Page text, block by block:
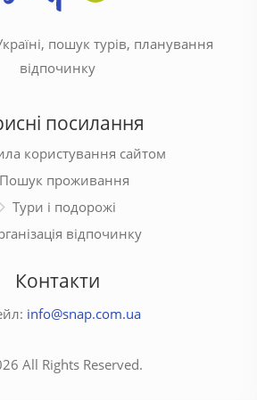
пошук турів, планування
відпочинку
посилання
користування сайтом
Пошук проживання
Тури і подорожі
відпочинку
Контакти
info@snap.com.ua
All Rights Reserved.